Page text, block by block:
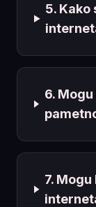
5. Kako
6.
7.